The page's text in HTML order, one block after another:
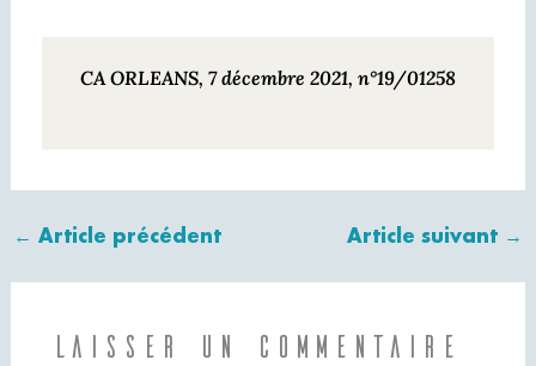
CA ORLEANS, 7 décembre 2021, n°19/01258
← Article précédent Article suivant →
Laisser un commentaire